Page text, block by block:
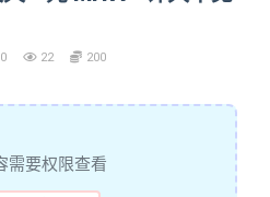
0 22 200
需要权限查看